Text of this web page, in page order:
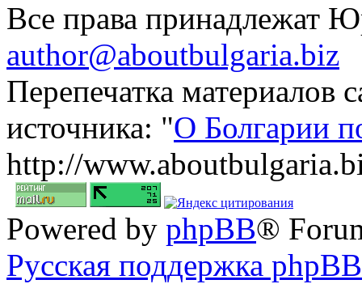
Все права принадлежат
author@aboutbulgaria.biz
Перепечатка материалов
источника: "О Болгарии
http://
Powered by phpBB®
Русская поддержка phpBB